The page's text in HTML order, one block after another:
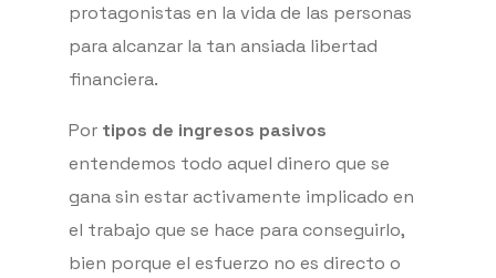
protagonistas en la vida de las personas
para alcanzar la tan ansiada libertad
financiera.
Por tipos de ingresos pasivos
entendemos todo aquel dinero que se
gana sin estar activamente implicado en
el trabajo que se hace para conseguirlo,
bien porque el esfuerzo no es directo o